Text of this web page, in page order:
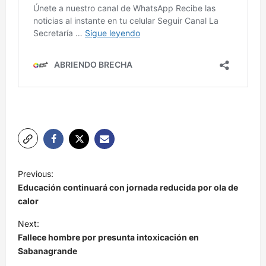
N
a
v
e
g
a
Previous:
Educación continuará con jornada reducida por ola de
calor
Next:
Fallece hombre por presunta intoxicación en
Sabanagrande